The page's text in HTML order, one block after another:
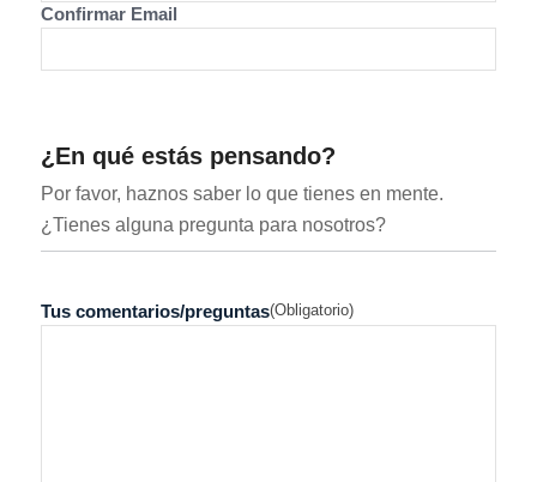
Confirmar Email
¿En qué estás pensando?
Por favor, haznos saber lo que tienes en mente.
¿Tienes alguna pregunta para nosotros?
Tus comentarios/preguntas(Obligatorio)